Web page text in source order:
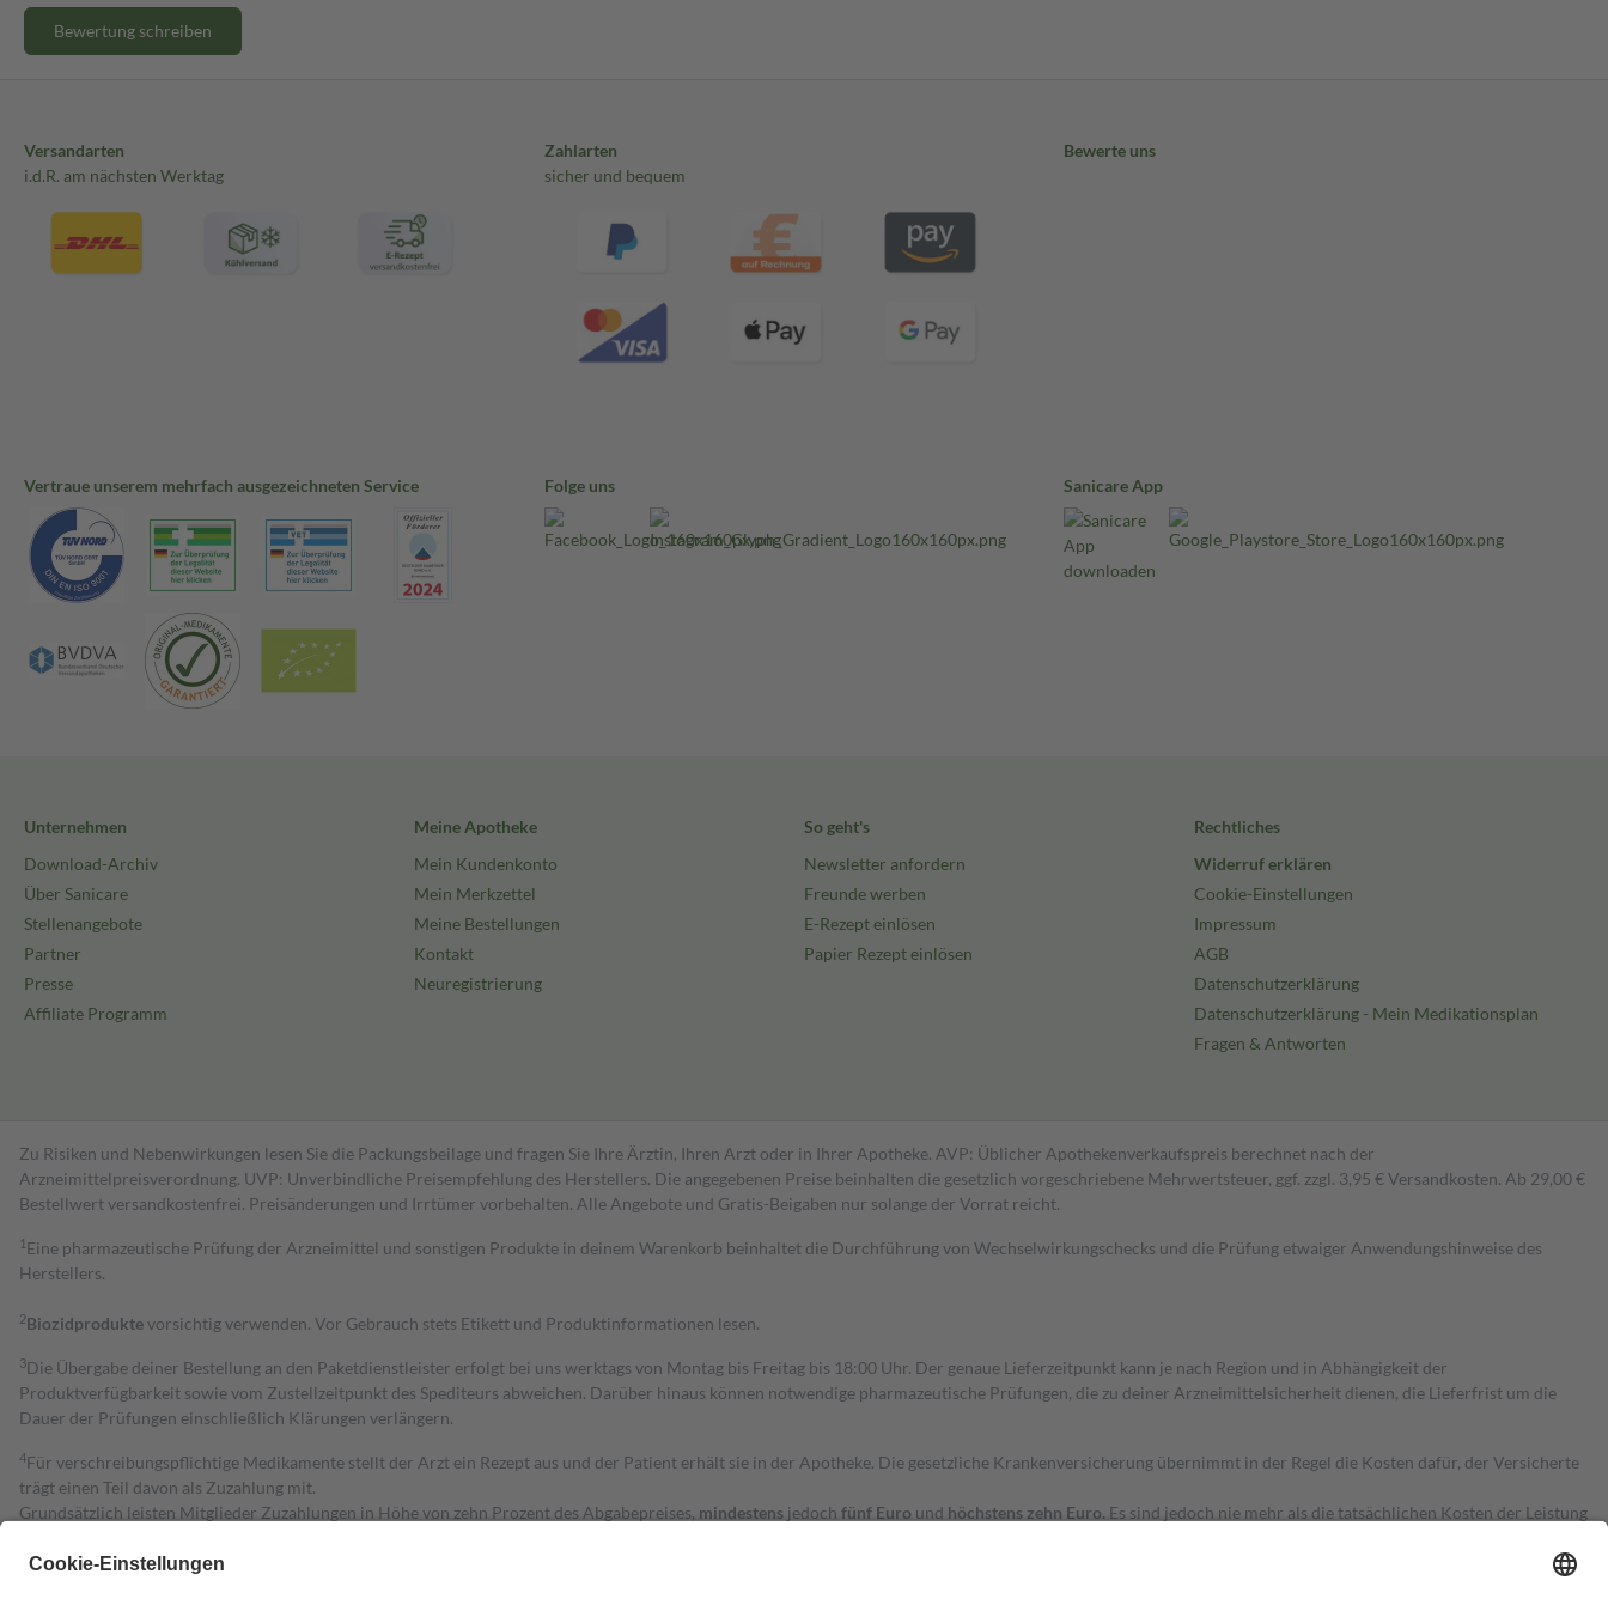
Bewertung schreiben
Versandarten
i.d.R. am nächsten Werktag
Zahlarten
sicher und bequem
Bewerte uns
Vertraue unserem mehrfach ausgezeichneten Service Folge uns Sanicare App
Unternehmen
Download-Archiv
Über Sanicare
Stellenangebote
Partner
Presse
Affiliate Programm
Meine Apotheke
Mein Kundenkonto
Mein Merkzettel
Meine Bestellungen
Kontakt
Neuregistrierung
So geht's
Newsletter anfordern
Freunde werben
E-Rezept einlösen
Papier Rezept einlösen
Rechtliches
Widerruf erklären
Cookie-Einstellungen
Impressum
AGB
Datenschutzerklärung
Datenschutzerklärung - Mein Medikationsplan
Fragen & Antworten
Zu Risiken und Nebenwirkungen lesen Sie die Packungsbeilage und fragen Sie Ihre Ärztin, Ihren Arzt oder in Ihrer Apotheke. AVP: Üblicher Apothekenverkaufspreis berechnet nach der
Arzneimittelpreisverordnung. UVP: Unverbindliche Preisempfehlung des Herstellers. Die angegebenen Preise beinhalten die gesetzlich vorgeschriebene Mehrwertsteuer, ggf. zzgl. 3,95 € Versandkosten. Ab 29,00 €
Bestell­wert versand­kosten­frei. Preisänderungen und Irrtümer vorbehalten. Alle Angebote und Gratis-Beigaben nur solange der Vorrat reicht.
1 Eine pharmazeutische Prüfung der Arzneimittel und sonstigen Produkte in deinem Warenkorb beinhaltet die Durchführung von Wechselwirkungschecks und die Prüfung etwaiger Anwendungshinweise des
Herstellers.
2Biozidproduktevorsichtig verwenden. Vor Gebrauch stets Etikett und Produktinformationen lesen.
3Die Übergabe deiner Bestellung an den Paketdienstleister erfolgt bei uns werktags von Montag bis Freitag bis 18:00 Uhr. Der genaue Lieferzeitpunkt kann je nach Region und in Abhängigkeit der
Produktverfügbarkeit sowie vom Zustellzeitpunkt des Spediteurs abweichen. Darüber hinaus können notwendige pharmazeutische Prüfungen, die zu deiner Arzneimittelsicherheit dienen, die Lieferfrist um die
Dauer der Prüfungen einschließlich Klärungen verlängern.
4Für verschreibungspflichtige Medikamente stellt der Arzt ein Rezept aus und der Patient erhält sie in der Apotheke. Die gesetzliche Krankenversicherung übernimmt in der Regel die Kosten dafür, der Versicherte
trägt einen Teil davon als Zuzahlung mit.
Grundsätzlich leisten Mitglieder Zuzahlungen in Höhe von zehn Prozent des Abgabepreises, mindestens jedoch fünf Euro und höchstens zehn Euro. Es sind jedoch nie mehr als die tatsächlichen Kosten der Leistung
Diese Regeln gelten grundsätzlich auch für Online-Apotheken.